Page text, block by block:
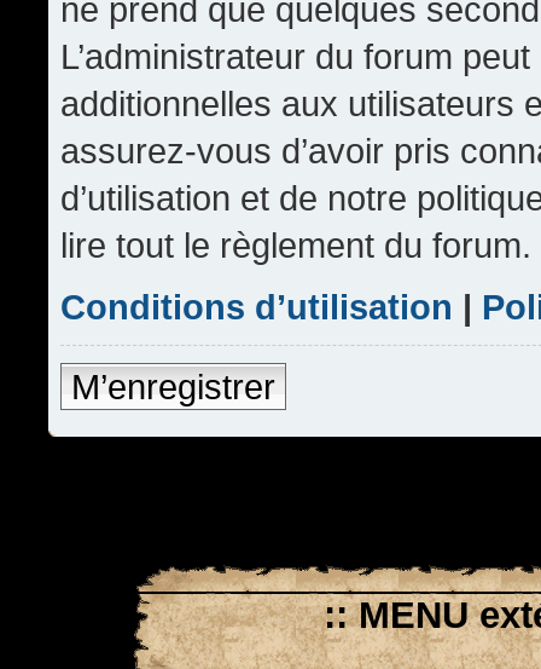
ne prend que quelques
L’administrateur du forum
additionnelles aux utilisateurs
assurez-vous d’avoir pris
d’utilisation et de notre
lire tout le règlement du forum.
Conditions d’utilisation |
M’enregistrer
:: MENU